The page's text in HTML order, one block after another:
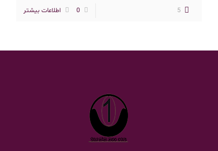
5
0 اطلاعات بیشتر